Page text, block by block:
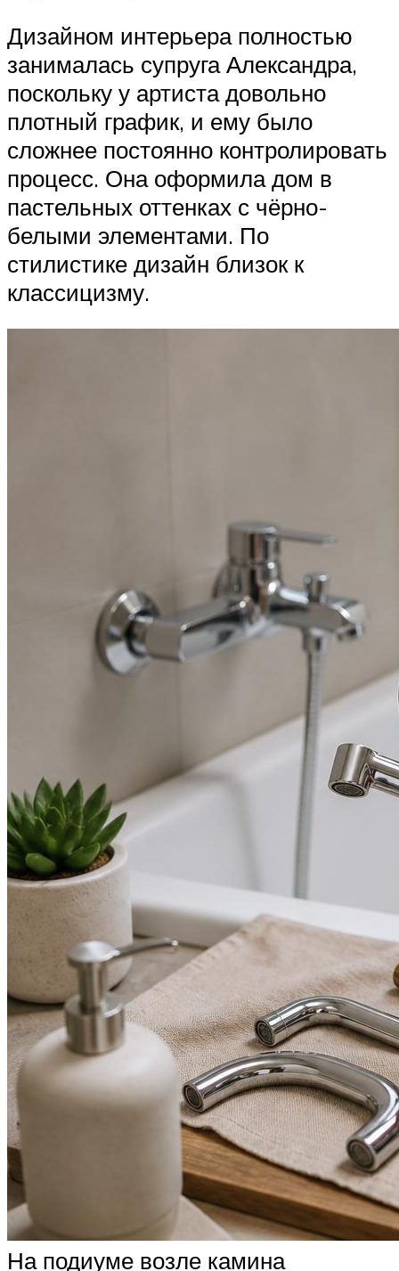
Дизайном интерьера полностью
занималась супруга Александра,
поскольку у артиста довольно
плотный график, и ему было
сложнее постоянно контролировать
процесс. Она оформила дом в
пастельных оттенках с чёрно-
белыми элементами. По
стилистике дизайн близок к
классицизму.
На подиуме возле камина